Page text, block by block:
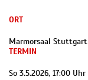
ORT
Marmorsaal Stuttgart
TERMIN
So 3.5.2026, 17:00 Uhr